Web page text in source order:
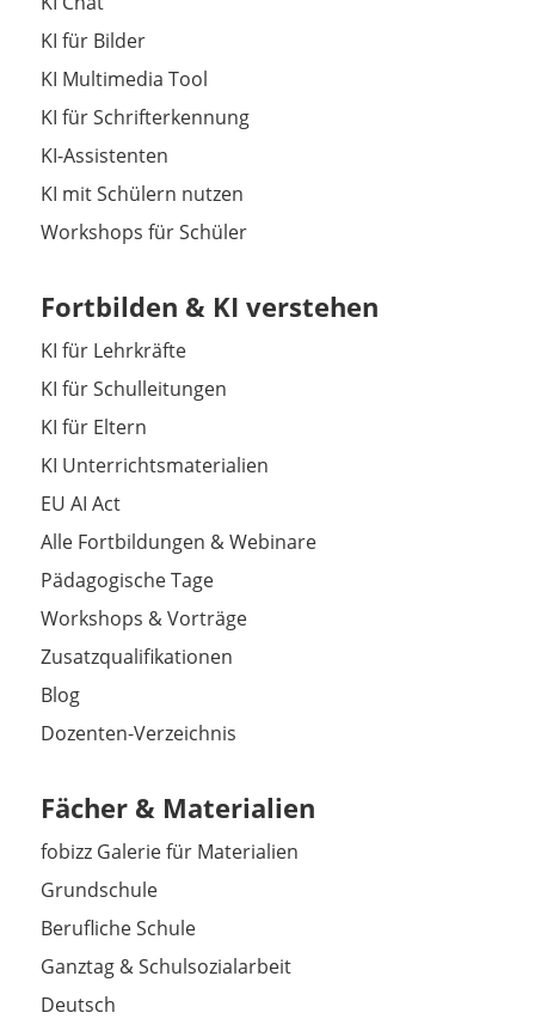
KI für Bilder
KI Multimedia Tool
KI für Schrifterkennung
KI-Assistenten
KI mit Schülern nutzen
Workshops für Schüler
Fortbilden & KI verstehen
KI für Lehrkräfte
KI für Schulleitungen
KI für Eltern
KI Unterrichtsmaterialien
EU AI Act
Alle Fortbildungen & Webinare
Pädagogische Tage
Workshops & Vorträge
Zusatzqualifikationen
Blog
Dozenten-Verzeichnis
Fächer & Materialien
fobizz Galerie für Materialien
Grundschule
Berufliche Schule
Ganztag & Schulsozialarbeit
Deutsch